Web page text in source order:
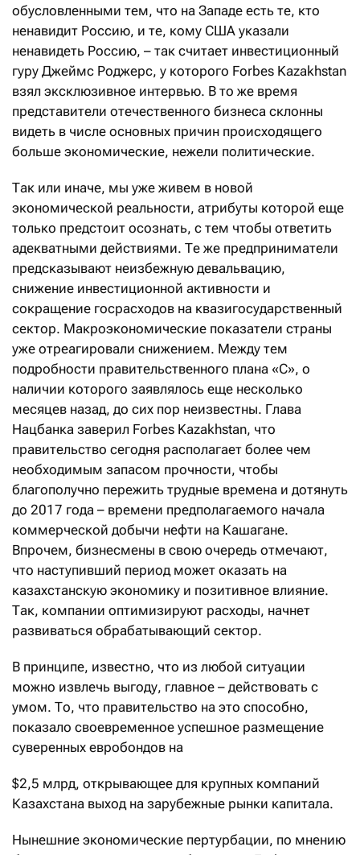
обусловленными тем, что на Западе есть те, кто
ненавидит Россию, и те, кому США указали
ненавидеть Россию, – так считает инвестиционный
гуру Джеймс Роджерс, у которого Forbes Kazakhstan
взял эксклюзивное интервью. В то же время
представители отечественного бизнеса склонны
видеть в числе основных причин происходящего
больше экономические, нежели политические.
Так или иначе, мы уже живем в новой
экономической реальности, атрибуты которой еще
только предстоит осознать, с тем чтобы ответить
адекватными действиями. Те же предприниматели
предсказывают неизбежную девальвацию,
снижение инвестиционной активности и
сокращение госрасходов на квазигосударственный
сектор. Макроэкономические показатели страны
уже отреагировали снижением. Между тем
подробности правительственного плана «C», о
наличии которого заявлялось еще несколько
месяцев назад, до сих пор неизвестны. Глава
Нацбанка заверил Forbes Kazakhstan, что
правительство сегодня располагает более чем
необходимым запасом прочности, чтобы
благополучно пережить трудные времена и дотянуть
до 2017 года – времени предполагаемого начала
коммерческой добычи нефти на Кашагане.
Впрочем, бизнесмены в свою очередь отмечают,
что наступивший период может оказать на
казахстанскую экономику и позитивное влияние.
Так, компании оптимизируют расходы, начнет
развиваться обрабатывающий сектор.
В принципе, известно, что из любой ситуации
можно извлечь выгоду, главное – действовать с
умом. То, что правительство на это способно,
показало своевременное успешное размещение
суверенных евробондов на
$2,5 млрд, открывающее для крупных компаний
Казахстана выход на зарубежные рынки капитала.
Нынешние экономические пертурбации, по мнению